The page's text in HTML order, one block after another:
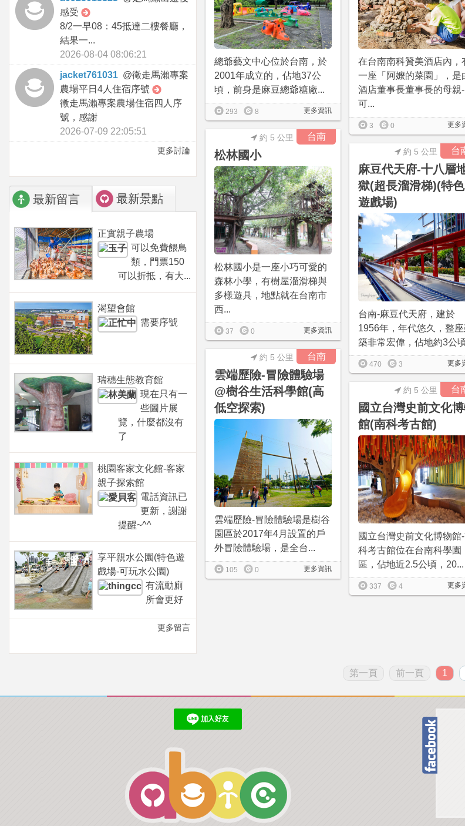
感受
8/2一早08：45抵達二樓餐廳，
結果一...
2026-08-04 08:06:21
jacket761031 @徵走馬瀨專案
農場平日4人住宿序號
徵走馬瀨專案農場住宿四人序
號，感謝
2026-07-09 22:05:51
更多討論
最新留言 最新景點
正實親子農場
可以免費餵鳥
類，門票150
可以折抵，有大...
渴望會館
需要序號
瑞穗生態教育館
現在只有一
些圖片展
覽，什麼都沒有
了
桃園客家文化館-客家
親子探索館
電話資訊已
更新，謝謝
提醒~^^
享平親水公園(特色遊
戲場-可玩水公園)
有流動廁
所會更好
更多留言
總爺藝文中心位於台南，於
2001年成立的，佔地37公
頃，前身是麻豆總爺糖廠...
更多資訊
293 8
在台南南科贊美酒店內，
一座「阿嬤的菜園」，是
酒店董事長董事長的母親-
可...
更多
3 0
台南
約 5 公里
松林國小
松林國小是一座小巧可愛的
森林小學，有樹屋溜滑梯與
多樣遊具，地點就在台南市
西...
更多資訊
37 0
台
約 5 公里
麻豆代天府-十八層
獄(超長溜滑梯)(特色
遊戲場)
台南-麻豆代天府，建於
1956年，年代悠久，整座
築非常宏偉，佔地約3公
更多
470 3
台南
約 5 公里
雲端歷險-冒險體驗場
@樹谷生活科學館(高
低空探索)
雲端歷險-冒險體驗場是樹谷
園區於2017年4月設置的戶
外冒險體驗場，是全台...
更多資訊
105 0
台
約 5 公里
國立台灣史前文化
館(南科考古館)
國立台灣史前文化博物館
科考古館位在台南科學園
區，佔地近2.5公頃，20...
更多
337 4
第一頁 前一頁 1